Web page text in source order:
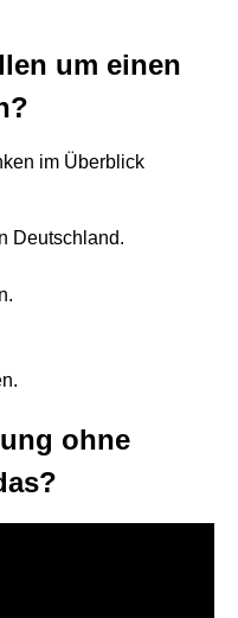
um einen
im Überblick
Deutschland.
ohne